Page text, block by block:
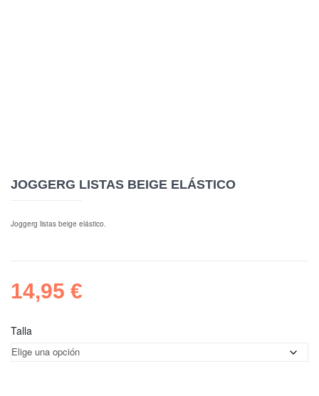
JOGGERG LISTAS BEIGE ELÁSTICO
Joggerg listas beige elástico.
14,95 €
Talla